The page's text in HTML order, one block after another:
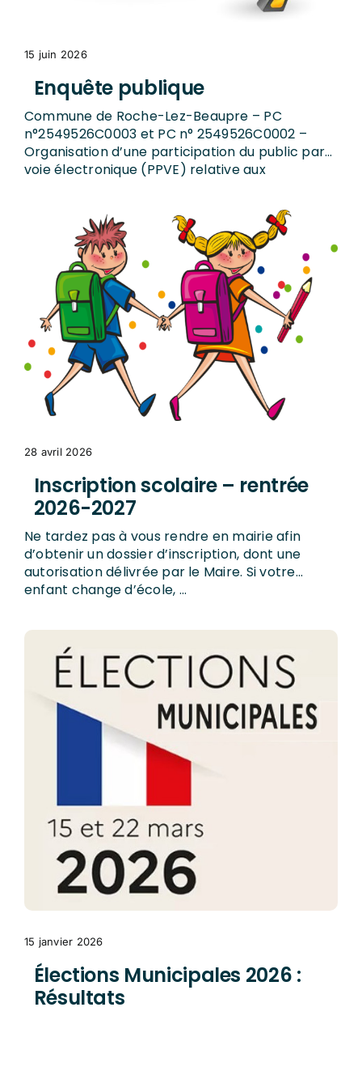
15 juin 2026
Enquête publique
Commune de Roche-Lez-Beaupre – PC
n°2549526C0003 et PC n° 2549526C0002 –
Organisation d’une participation du public par
voie électronique (PPVE) relative aux
28 avril 2026
Inscription scolaire – rentrée
2026-2027
Ne tardez pas à vous rendre en mairie afin
d’obtenir un dossier d’inscription, dont une
autorisation délivrée par le Maire. Si votre
enfant change d’école, ...
15 janvier 2026
Élections Municipales 2026 :
Résultats